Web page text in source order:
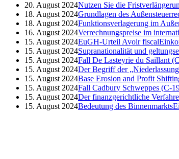
20. August 2024Nutzen Sie die
18. August 2024Grundlagen des
18. August 2024Funktionsverlagerung im
16. August 2024Verrechnungspreise im
15. August 2024EuGH-Urteil Avoir fiscal
15. August 2024Supranationalität und
15. August 2024Fall De Lasteyrie du Saillant
15. August 2024Der Begriff der
15. August 2024Base Erosion and Profit
15. August 2024Fall Cadbury Schweppes (C-
15. August 2024Der finanzgerichtliche
15. August 2024Bedeutung des Binnenmarkts